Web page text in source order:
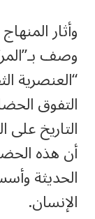
وأثار
وصف
“العنصرية
التفوق
التاريخ على
أن هذه
الحديثة
الإنسان.